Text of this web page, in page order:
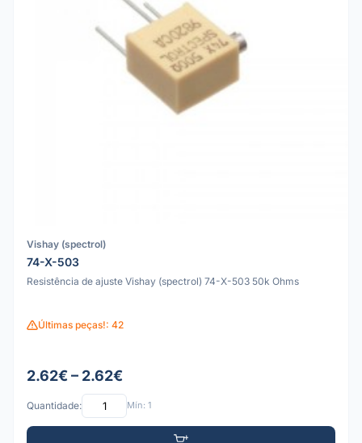
Vishay (spectrol)
74-X-503
Resistência de ajuste Vishay (spectrol) 74-X-503 50k Ohms
Últimas peças!: 42
2.62€ – 2.62€
Quantidade: Mín: 1